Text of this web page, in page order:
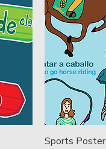
Sports Poster